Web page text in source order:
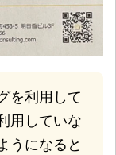
を利用して
用していな
うになると